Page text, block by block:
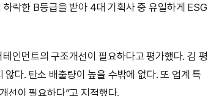
락한 B등급을 받아 4대 기획사 중 유일하게 ESG
인먼트의 구조개선이 필요하다고 평가했다. 김 평
다. 탄소 배출량이 높을 수밖에 없다. 또 업계 특
선이 필요하다”고 지적했다.